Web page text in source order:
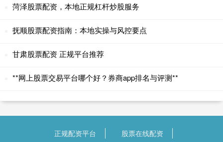
菏泽股票配资，本地正规杠杆炒股服务
抚顺股票配资指南：本地实操与风控要点
甘肃股票配资 正规平台推荐
**网上股票交易平台哪个好？券商app排名与评测**
正规配资平台 股票在线配资